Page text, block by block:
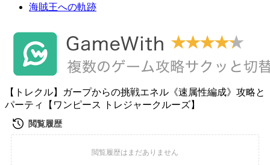
海賊王への軌跡
【トレクル】ガープからの挑戦エネル《速属性編成》攻略と
パーティ【ワンピース トレジャークルーズ】